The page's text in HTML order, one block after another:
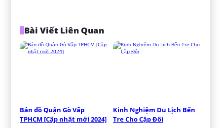
Bài Viết Liên Quan
Bản đồ Quận Gò Vấp
TPHCM [Cập nhật mới 2024]
Kinh Nghiệm Du Lịch Bến
Tre Cho Cặp Đôi